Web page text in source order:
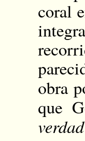
coral
obra
que
verdad